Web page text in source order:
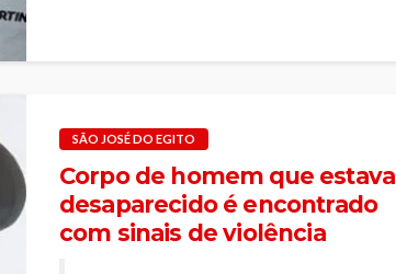
SÃO JOSÉ DO EGITO
Corpo de homem que estava
desaparecido é encontrado
com sinais de violência